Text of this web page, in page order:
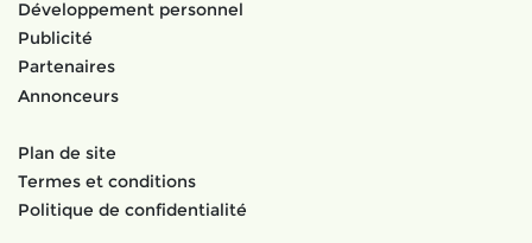
Développement personnel
Publicité
Partenaires
Annonceurs
Plan de site
Termes et conditions
Politique de confidentialité